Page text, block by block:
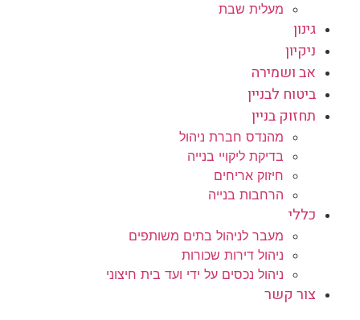
מעלית שבת
גינון
ניקיון
אב ושמירה
ביטוח לבניין
תחזוק בניין
מהנדס חברת ניהול
בדיקת ליקויי בנייה
חיזוק אריחים
הרחבות בנייה
כללי
מעבר לניהול בתים משותפים
ניהול דירות שכורות
ניהול נכסים על ידי ועד בית חיצוני
צור קשר